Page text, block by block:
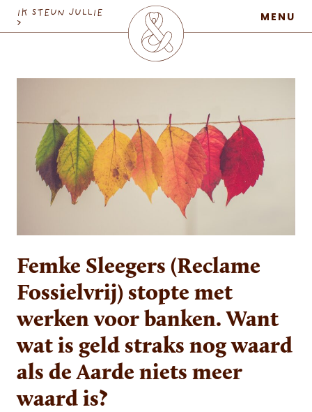
MaatschapWij
MENU
IK STEUN JULLIE
>
Femke Sleegers (Reclame
Fossielvrij) stopte met
werken voor banken. Want
wat is geld straks nog waard
als de Aarde niets meer
waard is?